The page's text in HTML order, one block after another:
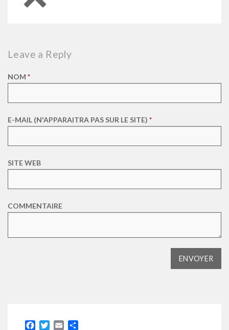
Leave a Reply
NOM *
E-MAIL (N'APPARAITRA PAS SUR LE SITE) *
SITE WEB
COMMENTAIRE
Facebook
TwitterEmail